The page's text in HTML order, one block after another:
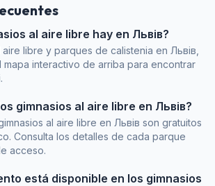
al aire libre hay en Львів?
libre y parques de calistenia en Львів,
mapa interactivo de arriba para encontrar
gimnasios al aire libre en Львів?
al aire libre en Львів son gratuitos
Consulta los detalles de cada parque
acceso.
está disponible en los gimnasios